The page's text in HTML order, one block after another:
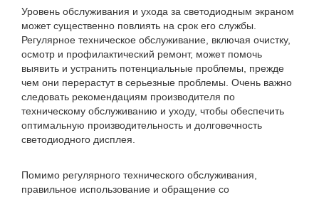
Уровень обслуживания и ухода за светодиодным экраном
может существенно повлиять на срок его службы.
Регулярное техническое обслуживание, включая очистку,
осмотр и профилактический ремонт, может помочь
выявить и устранить потенциальные проблемы, прежде
чем они перерастут в серьезные проблемы. Очень важно
следовать рекомендациям производителя по
техническому обслуживанию и уходу, чтобы обеспечить
оптимальную производительность и долговечность
светодиодного дисплея.
Помимо регулярного технического обслуживания,
правильное использование и обращение со